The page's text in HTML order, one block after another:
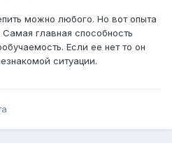
можно любого. Но вот опыта
Самая главная способность
Если ее нет то он
ситуации.